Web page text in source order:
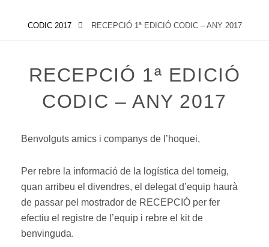
CODIC 2017 RECEPCIÓ 1ª EDICIÓ CODIC – ANY 2017
RECEPCIÓ 1ª EDICIÓ
CODIC – ANY 2017
Benvolguts amics i companys de l’hoquei,
Per rebre la informació de la logística del torneig,
quan arribeu el divendres, el delegat d’equip haurà
de passar pel mostrador de RECEPCIÓ per fer
efectiu el registre de l’equip i rebre el kit de
benvinguda.